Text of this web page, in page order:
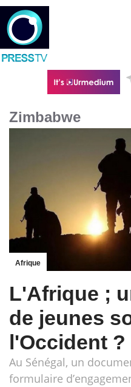
Zimbabwe
Afrique
L'Afrique ;
de jeunes
l'Occident ?
Au Sénégal, un
formulaire